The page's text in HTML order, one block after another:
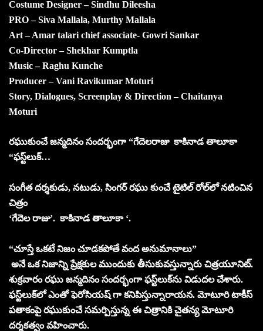
Costume Designer – Sindhu Dileesha
PRO – Siva Mallala, Murthy Mallala
Art – Amar talari chief associate- Gowri Sankar
Co-Director – Shekhar Kumptla
Music – Raghu Kunche
Producer – Vani Ravikumar Moturi
Story, Dialogues, Screenplay & Direction – Chaitanya
Moturi
రఘుకుంచే జన్మదినం సందర్భంగా “గేదెలరాజు కాకినాడ తాలూకా
“ఫస్ట్‌లుక్‌…
సంగీత దర్శకుడు, నటుడు, సింగర్‌ రఘు కుంచే టైటిల్‌ రోల్‌లో నటించిన
చిత్రం
‘గేదెల రాజు’. కాకినాడ తాలూకా ‘.
“చూస్తే ఒకటే నిజం చూడకపోతే వంద అనుమానాలు”
అనే ఒక నిజాన్ని ప్రేక్షకుల ముందుకు తీసుకువస్తున్నారు చిత్రయూనిట్‌.
శుక్రవారం రఘు జన్మదినం సందర్భంగా ఫస్ట్‌లుక్‌ను విడుదల చేశారు.
ఫస్ట్‌లుక్‌లో ఎంతో ఫెరోసియష్ ‌గా కనిపిస్తున్నారాయన. మోటూరి టాకీస్‌
పతాకంపై రఘుకుంచే సమర్పిస్తున్న ఈ చిత్రానికి చైతన్య మోటూరి
దర్శకత్వం వహించారు.